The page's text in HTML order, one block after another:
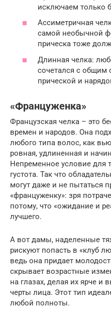
исключаем только
Ассиметричная
самой необычной
прическа тоже
Длинная челка:
сочетался с общим
прической и
«Француженка»
Французская челка – это
времен и народов. Она
любого типа волос, как
ровная, удлиненная и
Непременное условие для
густота. Так что
могут даже и не пытаться
«француженку»: зря
потому, что «ожидание и
лучшего.
А вот дамы, наделенные
рискуют попасть в «клуб
ведь она придает
скрывает возрастные
на глазах, делая их ярче и
черты лица. Этот тип
любой полноты.